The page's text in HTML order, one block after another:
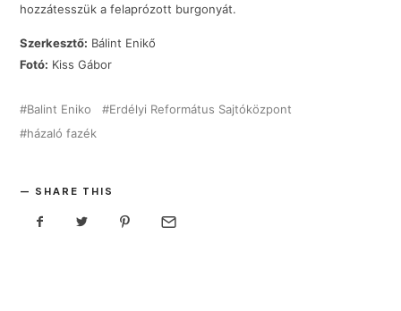
hozzátesszük a felaprózott burgonyát.
Szerkesztő: Bálint Enikő
Fotó: Kiss Gábor
Balint Eniko
Erdélyi Református Sajtóközpont
házaló fazék
SHARE THIS